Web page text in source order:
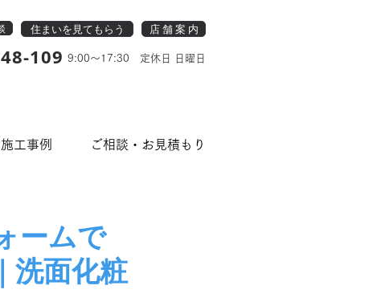
住まいを見てもらう 店 舗 案 内
109 9:00～17:30 定休日 日曜日
施工事例 ご相談・お見積もり
ームで
洗面化粧